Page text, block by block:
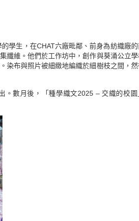
學生，在CHAT六廠毗鄰、前身為紡織廠的
纖維。他們於工作坊中，創作與葵涌公立學
染布與照片被細緻地編織於細樹枝之間，然
。數月後，「種學織文2025 – 交織的校園